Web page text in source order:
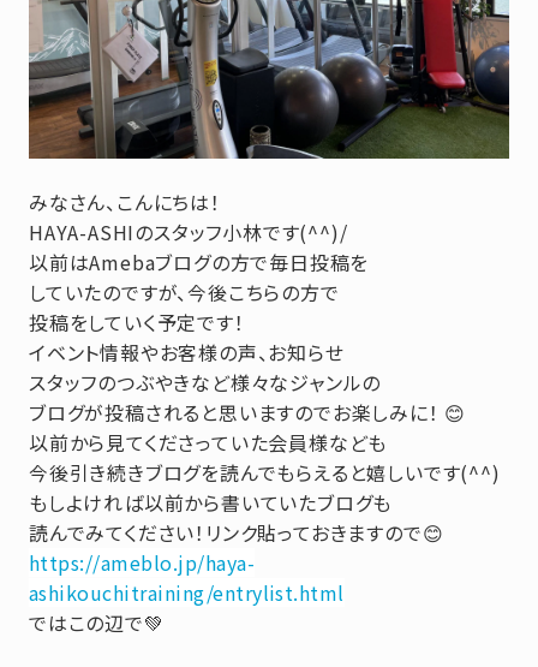
みなさん、こんにちは！
HAYA-ASHIのスタッフ小林です(^^)/
以前はAmebaブログの方で毎日投稿を
していたのですが、今後こちらの方で
投稿をしていく予定です！
イベント情報やお客様の声、お知らせ
スタッフのつぶやきなど様々なジャンルの
ブログが投稿されると思いますのでお楽しみに！ 😊
以前から見てくださっていた会員様なども
今後引き続きブログを読んでもらえると嬉しいです(^^)
もしよければ以前から書いていたブログも
読んでみてください！リンク貼っておきますので😊
https://ameblo.jp/haya-
ashikouchitraining/entrylist.html
ではこの辺で💚